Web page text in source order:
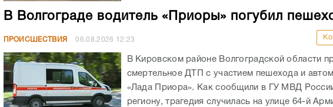
В Волгограде водитель «Приоры» погубил
ПРОИСШЕСТВИЯ 06.08.2026 12:23
В Кировском районе Волгоградской области
смертельное ДТП с участием пешехода и
«Лада Приора». Как сообщили в ГУ МВД
региону, трагедия случилась на улице 64-й